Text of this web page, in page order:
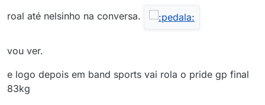
roal até nelsinho na conversa.
vou ver.
e logo depois em band sports vai rola o pride gp final
83kg